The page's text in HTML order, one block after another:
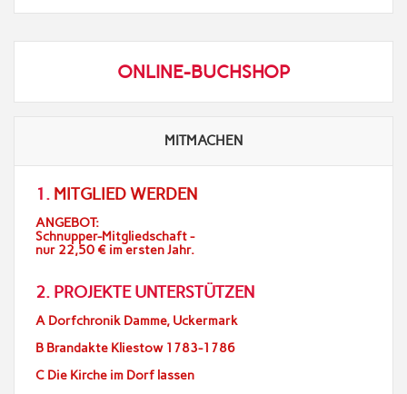
ONLINE-BUCHSHOP
MITMACHEN
1. MITGLIED WERDEN
ANGEBOT:
Schnupper-Mitgliedschaft -
nur 22,50 € im ersten Jahr.
2. PROJEKTE UNTERSTÜTZEN
A Dorfchronik Damme, Uckermark
B Brandakte Kliestow 1783-1786
C Die Kirche im Dorf lassen